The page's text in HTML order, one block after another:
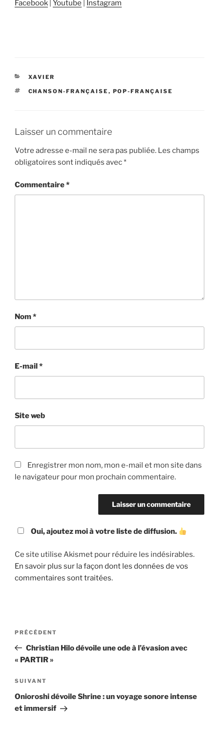
Facebook Youtube Instagram
CATÉGORIES
XAVIER
ÉTIQUETTES
CHANSON-FRANÇAISE , POP-FRANÇAISE
Laisser un commentaire
Votre adresse e-mail ne sera pas publiée. Les champs
obligatoires sont indiqués avec*
Commentaire*
Nom*
E-mail*
Site web
Enregistrer mon nom, mon e-mail et mon site dans
le navigateur pour mon prochain commentaire.
Oui, ajoutez moi à votre liste de diffusion.
Ce site utilise Akismet pour réduire les indésirables.
En savoir plus sur la façon dont les données de vos
commentaires sont traitées.
Navigation
l’article
Article
précédent
PRÉCÉDENT
Christian Hilo dévoile une ode à l’évasion avec
« PARTIR »
Article
suivant
SUIVANT
Onioroshi dévoile Shrine : un voyage sonore intense
et immersif